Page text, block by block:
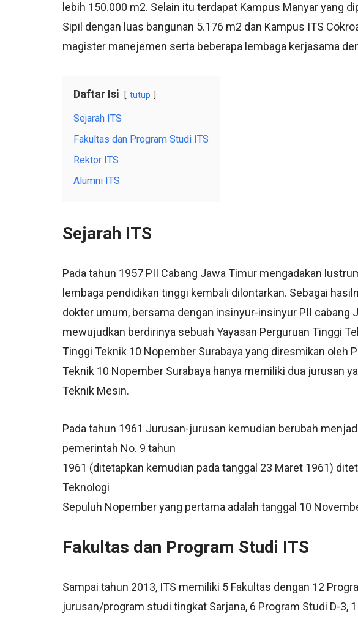
lebih 150.000 m2. Selain itu terdapat Kampus Manyar yang
Sipil dengan luas bangunan 5.176 m2 dan Kampus ITS
magister manejemen serta beberapa lembaga kerjasama
Daftar Isi tutup
Sejarah ITS
Fakultas dan Program Studi ITS
Rektor ITS
Alumni ITS
Sejarah ITS
Pada tahun 1957 PII Cabang Jawa Timur mengadakan
lembaga pendidikan tinggi kembali dilontarkan. Sebagai
dokter umum, bersama dengan insinyur-insinyur PII cabang
mewujudkan berdirinya sebuah Yayasan Perguruan Tinggi
Tinggi Teknik 10 Nopember Surabaya yang diresmikan oleh
Teknik 10 Nopember Surabaya hanya memiliki dua jurusan
Teknik Mesin.
Pada tahun 1961 Jurusan-jurusan kemudian berubah
pemerintah No. 9 tahun
1961 (ditetapkan kemudian pada tanggal 23 Maret 1961)
Teknologi
Sepuluh Nopember yang pertama adalah tanggal 10
Fakultas dan Program Studi ITS
Sampai tahun 2013, ITS memiliki 5 Fakultas dengan 12
jurusan/program studi tingkat Sarjana, 6 Program Studi D-3,